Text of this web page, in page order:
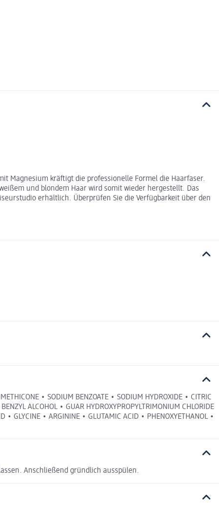
Magnesium kräftigt die professionelle Formel die Haarfaser.
und blondem Haar wird somit wieder hergestellt. Das
erhältlich. Überprüfen Sie die Verfügbarkeit über den
• SODIUM BENZOATE • SODIUM HYDROXIDE • CITRIC
ALCOHOL • GUAR HYDROXYPROPYLTRIMONIUM CHLORIDE
• GLYCINE • ARGININE • GLUTAMIC ACID • PHENOXYETHANOL •
Anschließend gründlich ausspülen.